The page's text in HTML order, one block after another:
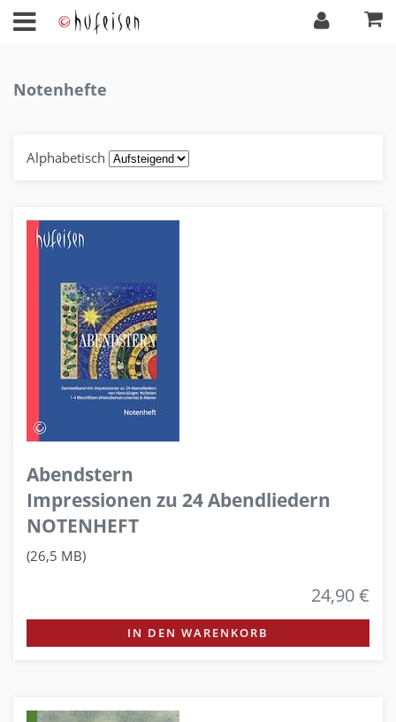
Notenhefte
Alphabetisch
Abendstern
Impressionen zu 24 Abendliedern
NOTENHEFT
(26,5 MB)
24,90 €
IN DEN WARENKORB